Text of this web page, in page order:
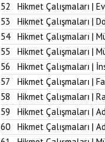
52
Hikmet Çalışmaları |
53
Hikmet Çalışmaları |
54
Hikmet Çalışmaları |
55
Hikmet Çalışmaları |
56
Hikmet Çalışmaları |
57
Hikmet Çalışmaları |
58
Hikmet Çalışmaları |
59
Hikmet Çalışmaları |
60
Hikmet Çalışmaları |